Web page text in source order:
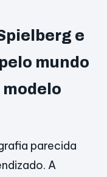
e
mundo
modelo
parecida
A